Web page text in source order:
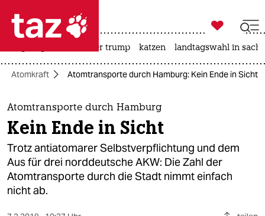
 taz zahl ich
taz zahl ich
themen
politik
öko
gesellschaft

taz zahl ich
usa unter trump katzen landtagswahl in
Atomkraft Atomtransporte durch Hamburg: Kein Ende in Sicht
Atomtransporte durch Hamburg
Kein Ende in Sicht
Trotz antiatomarer Selbstverpflichtung und dem
Aus für drei norddeutsche AKW: Die Zahl der
Atomtransporte durch die Stadt nimmt einfach
nicht ab.